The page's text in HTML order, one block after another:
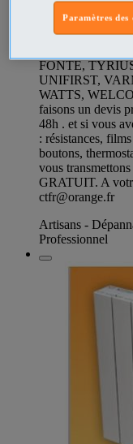
FONTE,
UNIFIRST,
WATTS,
faisons un devis
48h . et si vous
: résistances,
boutons,
vous
GRATUIT. A
ctfr@orange.fr
Artisans -
Professionnel
Paramètres des